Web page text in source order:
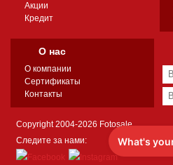
Акции
Кредит
О нас
О компании
Сертификаты
Контакты
Copyright 2004-2026 Fotosale
Следите за нами: